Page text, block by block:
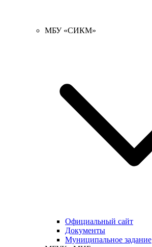
МБУ «СИКМ»
Официальный сайт
Документы
Муниципальное задание